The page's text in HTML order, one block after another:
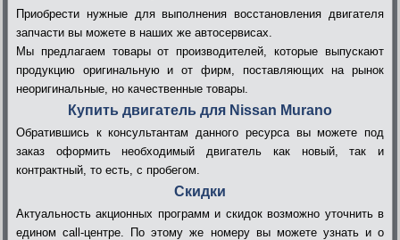
Приобрести нужные для выполнения восстановления двигателя
запчасти вы можете в наших же автосервисах.
Мы предлагаем товары от производителей, которые выпускают
продукцию оригинальную и от фирм, поставляющих на рынок
неоригинальные, но качественные товары.
Купить двигатель для Nissan Murano
Обратившись к консультантам данного ресурса вы можете под
заказ оформить необходимый двигатель как новый, так и
контрактный, то есть, с пробегом.
Скидки
Актуальность акционных программ и скидок возможно уточнить в
едином call-центре. По этому же номеру вы можете узнать и о